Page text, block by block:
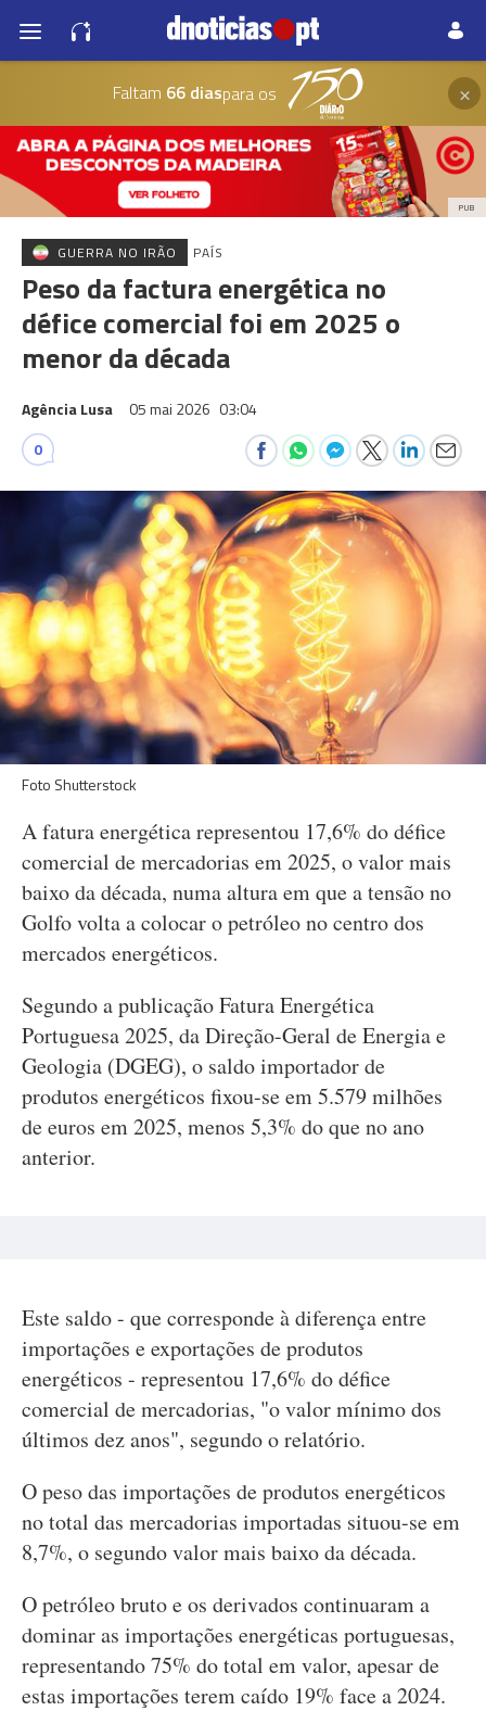
Faltam 66 diaspara os ×
PUB
GUERRA NO IRÃO PAÍS
Peso da factura energética no
défice comercial foi em 2025 o
menor da década
Agência Lusa 05 mai 2026 03:04
0
Foto Shutterstock
A fatura energética representou 17,6% do défice
comercial de mercadorias em 2025, o valor mais
baixo da década, numa altura em que a tensão no
Golfo volta a colocar o petróleo no centro dos
mercados energéticos.
Segundo a publicação Fatura Energética
Portuguesa 2025, da Direção-Geral de Energia e
Geologia (DGEG), o saldo importador de
produtos energéticos fixou-se em 5.579 milhões
de euros em 2025, menos 5,3% do que no ano
anterior.
Este saldo - que corresponde à diferença entre
importações e exportações de produtos
energéticos - representou 17,6% do défice
comercial de mercadorias, "o valor mínimo dos
últimos dez anos", segundo o relatório.
O peso das importações de produtos energéticos
no total das mercadorias importadas situou-se em
8,7%, o segundo valor mais baixo da década.
O petróleo bruto e os derivados continuaram a
dominar as importações energéticas portuguesas,
representando 75% do total em valor, apesar de
estas importações terem caído 19% face a 2024.